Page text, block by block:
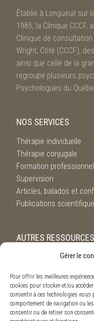
Gérer le
Pour offrir les meilleures
cookies pour stocker et/ou
consentir à ces technologies
comportement de navigation ou
consentir ou de retirer son
Établie à Longueuil sur
1985, la Clinique
Clinique de
Wright, Côté (CCCF),
ainsi que celle de la
regroupe plusieurs
Psychologues du
NOS SERVICES
Thérapie individuelle
Thérapie conjugale
Formation
Supervision
Articles, balados et
Publications
AUTRES RESSOURCES
Service de référence
Suicide.ca
SOS violence conjugale